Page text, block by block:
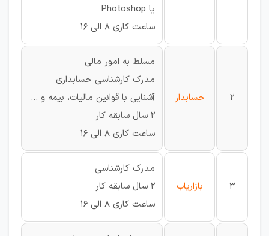
یا Photoshop
ساعت کاری 8 الی 16
2 حسابدار
مسلط به امور مالی
مدرک کارشناسی حسابداری
آشنایی با قوانین مالیات، بیمه و ...
2 سال سابقه کار
ساعت کاری 8 الی 16
3 بازاریاب
مدرک کارشناسی
2 سال سابقه کار
ساعت کاری 8 الی 16